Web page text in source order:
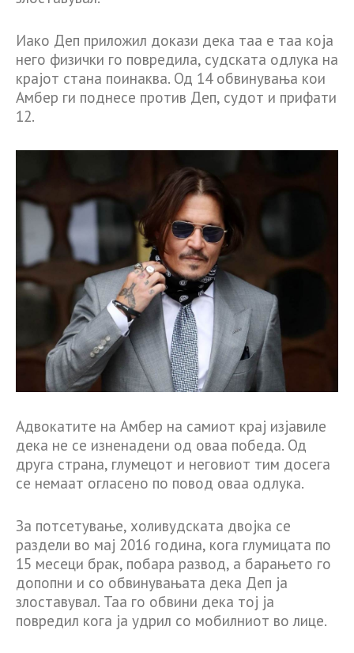
Иако Деп приложил докази дека таа е таа која
него физички го повредила, судската одлука на
крајот стана поинаква. Од 14 обвинувања кои
Амбер ги поднесе против Деп, судот и прифати
12.
Адвокатите на Амбер на самиот крај изјавиле
дека не се изненадени од оваа победа. Од
друга страна, глумецот и неговиот тим досега
се немаат огласено по повод оваа одлука.
За потсетување, холивудската двојка се
раздели во мај 2016 година, кога глумицата по
15 месеци брак, побара развод, а барањето го
допопни и со обвинувањата дека Деп ја
злоставувал. Таа го обвини дека тој ја
повредил кога ја удрил со мобилниот во лице.